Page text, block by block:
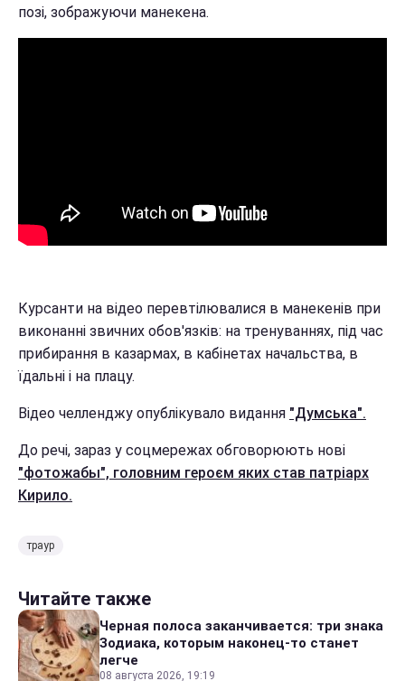
позі, зображуючи манекена.
Курсанти на відео перевтілювалися в манекенів при
виконанні звичних обов'язків: на тренуваннях, під час
прибирання в казармах, в кабінетах начальства, в
їдальні і на плацу.
Відео челленджу опублікувало видання "Думська".
До речі, зараз у соцмережах обговорюють нові
"фотожабы", головним героєм яких став патріарх
Кирило.
траур
Читайте также
Черная полоса заканчивается: три знака
Зодиака, которым наконец-то станет
легче
08 августа 2026, 19:19